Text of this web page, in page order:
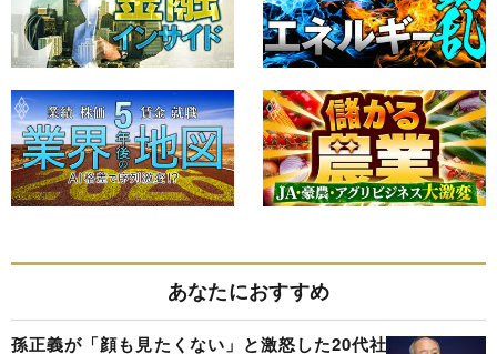
あなたにおすすめ
孫正義が「顔も見たくない」と激怒した20代社